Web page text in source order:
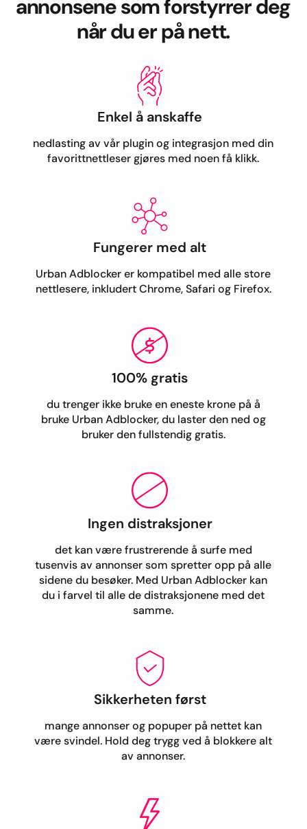
annonsene som forstyrrer deg
når du er på nett.
Enkel å anskaffe
nedlasting av vår plugin og integrasjon med din
favorittnettleser gjøres med noen få klikk.
Fungerer med alt
Urban Adblocker er kompatibel med alle store
nettlesere, inkludert Chrome, Safari og Firefox.
100% gratis
du trenger ikke bruke en eneste krone på å
bruke Urban Adblocker, du laster den ned og
bruker den fullstendig gratis.
Ingen distraksjoner
det kan være frustrerende å surfe med
tusenvis av annonser som spretter opp på alle
sidene du besøker. Med Urban Adblocker kan
du i farvel til alle de distraksjonene med det
samme.
Sikkerheten først
mange annonser og popuper på nettet kan
være svindel. Hold deg trygg ved å blokkere alt
av annonser.